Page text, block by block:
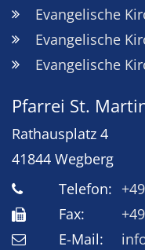
Evangelische
Evangelische
Evangelische
Pfarrei St.
Rathausplatz 4
41844 Wegberg
Telefon:
Fax:
E-Mail: